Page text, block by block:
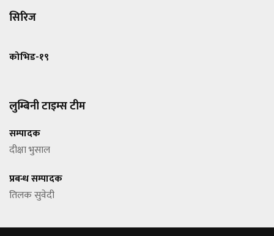
सिरिज
कोभिड-१९
लुम्बिनी टाइम्स टीम
सम्पादक
दीक्षा भुसाल
प्रबन्ध सम्पादक
तिलक सुवेदी